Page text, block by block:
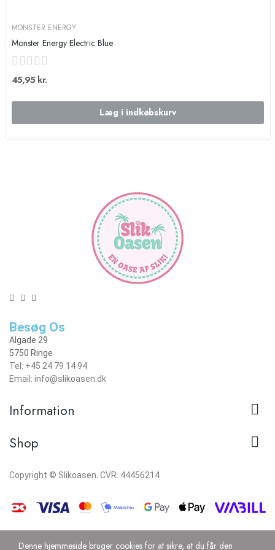
MONSTER ENERGY
Monster Energy Electric Blue
45,95 kr.
Læg i indkøbskurv
Besøg Os
Algade 29
5750 Ringe
Tel: +45 24 79 14 94
Email: info@slikoasen.dk
Information 
Shop 
Copyright © Slikoasen. CVR. 44456214
Denne hjemmeside bruger cookies for at sikre, at du får den